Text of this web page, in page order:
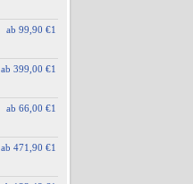
ab 99,90 €1
ab 399,00 €1
ab 66,00 €1
ab 471,90 €1